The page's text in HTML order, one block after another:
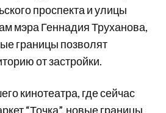
проспекта и улицы
мэра Геннадия Труханова,
границы позволят
от застройки.
кинотеатра, где сейчас
“Точка”, новые границы